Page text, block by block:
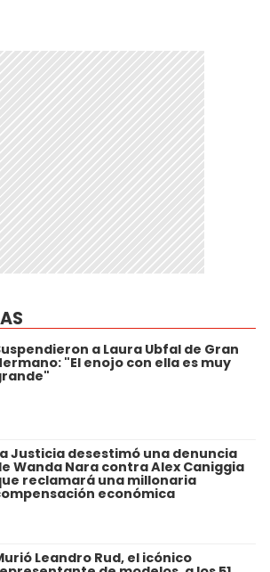
a Laura Ubfal de Gran
"El enojo con ella es muy
Justicia desestimó una denuncia
Wanda Nara contra Alex Caniggia
reclamará una millonaria
económica
Leandro Rud, el icónico